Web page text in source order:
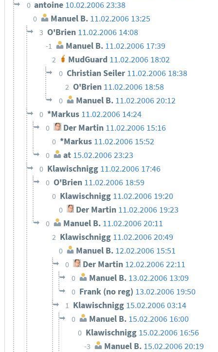
0 antoine 10.02.2006 23:38
0 Manuel B. 11.02.2006 13:25
3 O'Brien 11.02.2006 14:08
-1 Manuel B. 11.02.2006 17:39
2 MudGuard 11.02.2006 18:02
0 Christian Seiler 11.02.2006 18:38
2 O'Brien 11.02.2006 18:58
0 Manuel B. 11.02.2006 20:12
0 *Markus 11.02.2006 14:24
0 Der Martin 11.02.2006 15:16
0 *Markus 11.02.2006 15:52
0 at 15.02.2006 23:23
0 Klawischnigg 11.02.2006 17:46
0 O'Brien 11.02.2006 18:59
0 Klawischnigg 11.02.2006 19:20
0 Der Martin 11.02.2006 19:23
0 Manuel B. 11.02.2006 20:11
2 Klawischnigg 11.02.2006 20:49
0 Manuel B. 12.02.2006 15:51
0 Der Martin 12.02.2006 22:11
0 Manuel B. 13.02.2006 13:09
0 Frank (no reg) 13.02.2006 19:50
1 Klawischnigg 15.02.2006 03:14
0 Manuel B. 15.02.2006 16:00
0 Klawischnigg 15.02.2006 16:56
-3 Manuel B. 15.02.2006 20:19